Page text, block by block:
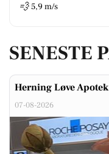
💨 5,9 m/s
SENESTE
Herning Løve Apotek
07-08-2026